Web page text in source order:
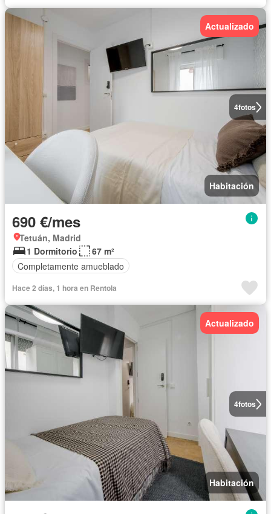
4fotos
Actualizado
Habitación
690 €/mes
Tetuán, Madrid
1 Dormitorio
67 m²
Completamente amueblado
Hace 2 días, 1 hora en Rentola
4fotos
Actualizado
Habitación